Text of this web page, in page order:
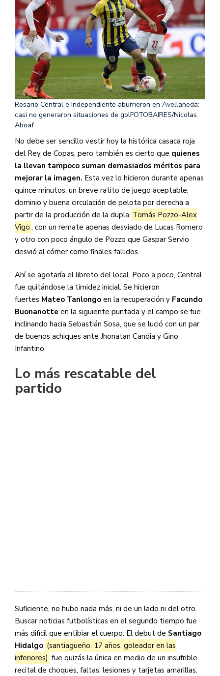
Rosario Central e Independiente aburrieron en Avellaneda:
casi no generaron situaciones de golFOTOBAIRES/Nicolas
Aboaf
No debe ser sencillo vestir hoy la histórica casaca roja
del Rey de Copas, pero también es cierto que quienes
la llevan tampoco suman demasiados méritos para
mejorar la imagen. Esta vez lo hicieron durante apenas
quince minutos, un breve ratito de juego aceptable,
dominio y buena circulación de pelota por derecha a
partir de la producción de la dupla Tomás Pozzo-Alex
Vigo , con un remate apenas desviado de Lucas Romero
y otro con poco ángulo de Pozzo que Gaspar Servio
desvió al córner como finales fallidos.
Ahí se agotaría el libreto del local. Poco a poco, Central
fue quitándose la timidez inicial. Se hicieron
fuertes Mateo Tanlongo en la recuperación y Facundo
Buonanotte en la siguiente puntada y el campo se fue
inclinando hacia Sebastián Sosa, que se lució con un par
de buenos achiques ante Jhonatan Candia y Gino
Infantino.
Lo más rescatable del
partido
Suficiente, no hubo nada más, ni de un lado ni del otro.
Buscar noticias futbolísticas en el segundo tiempo fue
más difícil que entibiar el cuerpo. El debut de Santiago
Hidalgo (santiagueño, 17 años, goleador en las
inferiores) fue quizás la única en medio de un insufrible
recital de choques, faltas, lesiones y tarjetas amarillas.